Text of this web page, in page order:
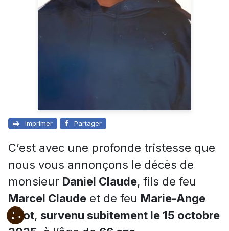
Imprimer Partager
C’est avec une profonde tristesse que
nous vous annonçons le décès de
monsieur Daniel Claude, fils de feu
Marcel Claude et de feu Marie-Ange
Huot, survenu subitement le 15 octobre